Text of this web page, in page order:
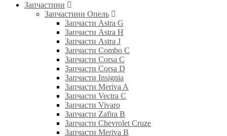
Запчастини
Запчастини Опель
Запчасти Astra G
Запчасти Astra H
Запчасти Astra J
Запчасти Combo C
Запчасти Corsa C
Запчасти Corsa D
Запчасти Insignia
Запчасти Meriva A
Запчасти Vectra C
Запчасти Vivaro
Запчасти Zafira B
Запчасти Chevrolet Cruze
Запчасти Meriva B